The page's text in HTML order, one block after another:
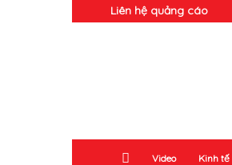
Liên hệ quảng cáo
Video Kinh tế